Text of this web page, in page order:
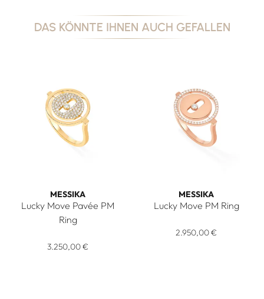
DAS KÖNNTE IHNEN AUCH GEFALLEN
MESSIKA
Lucky Move Pavée PM
Ring
Messika Lucky Move Pavée PM Ring, Ref: 07534-YG, Preis:
3.250,00 €
MESSIKA
Lucky Move PM Ring
2.950,00 €